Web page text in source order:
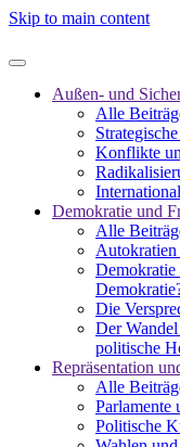
Skip to main content
Außen- und
Alle
Konflikte
Demokratie und
Alle
Autokratien
Demokratie
Die
Der
politische
Repräsentation
Alle
Parlamente
Politische